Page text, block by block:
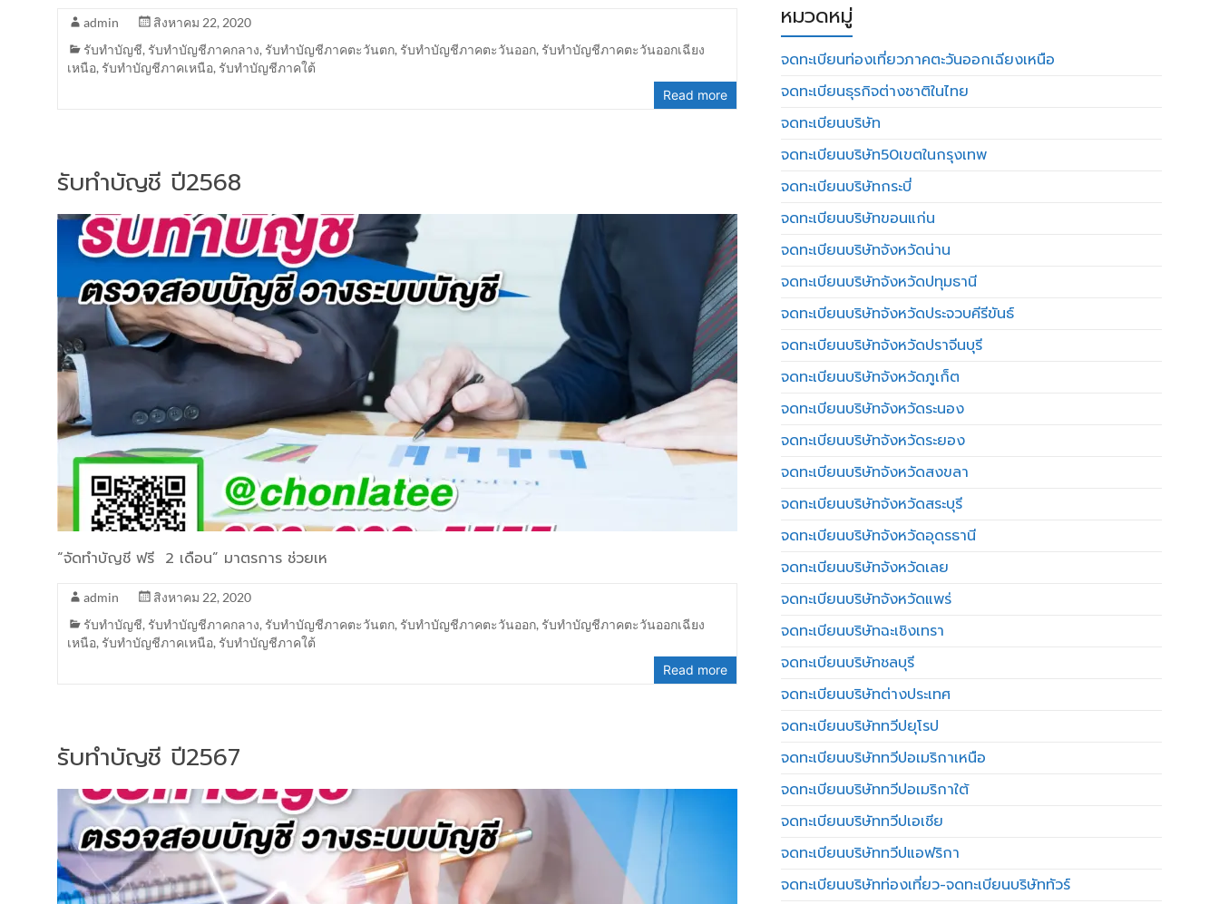
admin
สิงหาคม 22, 2020
รับทำบัญชี, รับทำบัญชีภาคกลาง, รับทำบัญชีภาคตะวันตก, รับทำบัญชีภาคตะวันออก, รับทำบัญชีภาคตะวันออกเฉียง
เหนือ, รับทำบัญชีภาคเหนือ, รับทำบัญชีภาคใต้
Read more
รับทำบัญชี ปี2568
“จัดทำบัญชี ฟรี 2 เดือน” มาตรการ ช่วยเห
admin
สิงหาคม 22, 2020
รับทำบัญชี, รับทำบัญชีภาคกลาง, รับทำบัญชีภาคตะวันตก, รับทำบัญชีภาคตะวันออก, รับทำบัญชีภาคตะวันออกเฉียง
เหนือ, รับทำบัญชีภาคเหนือ, รับทำบัญชีภาคใต้
Read more
รับทำบัญชี ปี2567
หมวดหมู่
จดทะเบียนท่องเที่ยวภาคตะวันออกเฉียงเหนือ
จดทะเบียนธุรกิจต่างชาติในไทย
จดทะเบียนบริษัท
จดทะเบียนบริษัท50เขตในกรุงเทพ
จดทะเบียนบริษัทกระบี่
จดทะเบียนบริษัทขอนแก่น
จดทะเบียนบริษัทจังหวัดน่าน
จดทะเบียนบริษัทจังหวัดปทุมธานี
จดทะเบียนบริษัทจังหวัดประจวบคีรีขันธ์
จดทะเบียนบริษัทจังหวัดปราจีนบุรี
จดทะเบียนบริษัทจังหวัดภูเก็ต
จดทะเบียนบริษัทจังหวัดระนอง
จดทะเบียนบริษัทจังหวัดระยอง
จดทะเบียนบริษัทจังหวัดสงขลา
จดทะเบียนบริษัทจังหวัดสระบุรี
จดทะเบียนบริษัทจังหวัดอุดรธานี
จดทะเบียนบริษัทจังหวัดเลย
จดทะเบียนบริษัทจังหวัดแพร่
จดทะเบียนบริษัทฉะเชิงเทรา
จดทะเบียนบริษัทชลบุรี
จดทะเบียนบริษัทต่างประเทศ
จดทะเบียนบริษัททวีปยุโรป
จดทะเบียนบริษัททวีปอเมริกาเหนือ
จดทะเบียนบริษัททวีปอเมริกาใต้
จดทะเบียนบริษัททวีปเอเชีย
จดทะเบียนบริษัททวีปแอฟริกา
จดทะเบียนบริษัทท่องเที่ยว-จดทะเบียนบริษัททัวร์